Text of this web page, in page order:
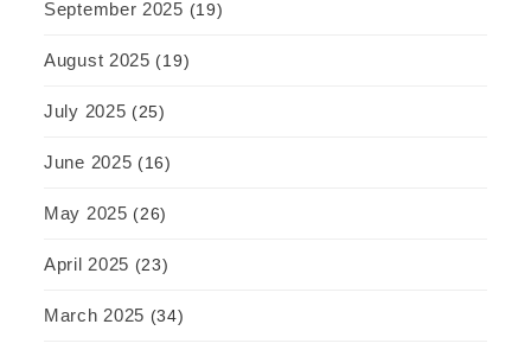
September 2025 (19)
August 2025 (19)
July 2025 (25)
June 2025 (16)
May 2025 (26)
April 2025 (23)
March 2025 (34)